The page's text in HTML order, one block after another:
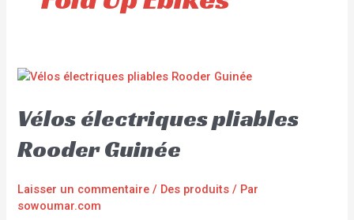
Vélos électriques pliables
Rooder Guinée
Laisser un commentaire / Des produits / Par
sowoumar.com